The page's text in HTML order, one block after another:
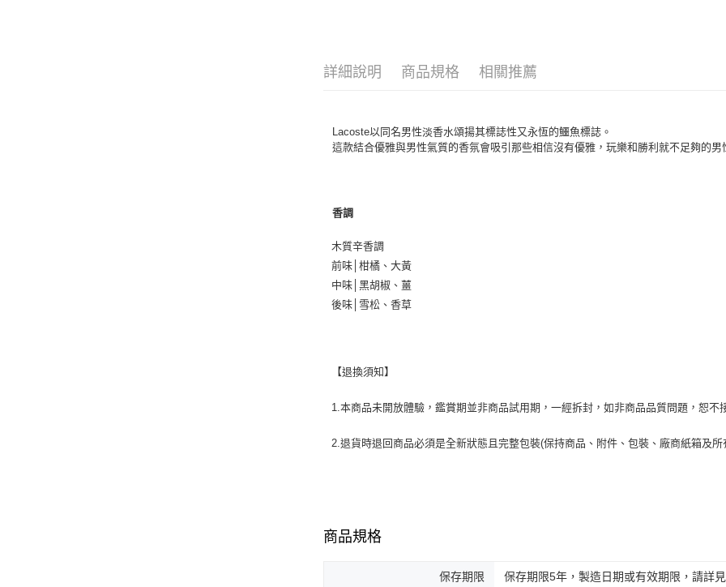
詳細說明 商品規格 相關推薦
Lacoste以同名男性淡香水頌揚其標誌性又永恆的鱷魚標誌。
這款結合優雅與男性氣質的香氛會吸引那些相信沒有優雅，玩樂和勝利就不足夠的男
香調
木質辛香調
前味│柑橘、大黃
中味│黑胡椒、薑
後味│雪松、香草
【退換須知】
1.本商品未開放體驗，鑑賞期並非商品試用期，一經拆封，如非商品品質問題，恕不
2.退貨時退回商品必須是全新狀態且完整包裝(保持商品、附件、包裝、廠商紙箱及
商品規格
保存期限 保存期限5年，製造日期或有效期限，請詳